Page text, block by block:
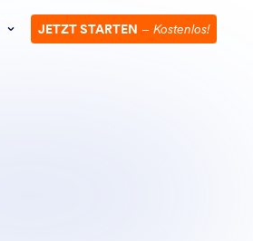
JETZT STARTEN – Kostenlos!